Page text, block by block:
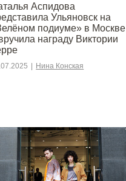
Аспидова
Ульяновск на
подиуме» в Москве
награду Виктории
| Нина Конская